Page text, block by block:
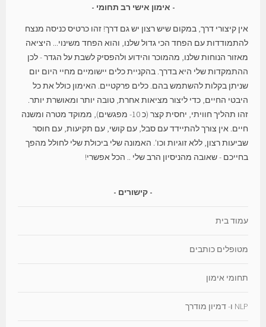
אימון אישי רב תחומי
אין קיצורי דרך, במקום שיש רצון יש גם דרך! זהו כרטיס כניסה מנצח
להתמודדות עם הפחד הכי גדול שלנו, והוא הפחד משינוי... היציאה
מאזור הנוחות שלנו, מהמוכר והידוע ולהפסיק לשבת על הגדר - לכן
ההתמקדות שלי היא בדרך. בהקניית כלים יישומיים מחיי היום יום
שניתן בקלות להשתמש בהם. כלים פרקטיים. האימון כולל את כל
היבטי החיים, כדי ליצור מציאות אחרת, טובה יותר ומאושרת יותר.
זהו תהליך חוויתי, יחסית קצר (כ 10- מפגשים), ממוקד מטרה ומשנה
חיים. אין צורך להתיידד עם סבל, עם קושי, עם תקיעות, עם חוסר
שביעות רצון, ללא זוגיות וכו'. האמונה שלי ביכולת שלי לחולל מהפך
בחייכם - שאובה מהניסיון הרב שלי .. הכל אפשרי!
קישורים
עמוד בית
מטופלים כותבים
תחומי אימון
NLP ו- דמיון מודרך